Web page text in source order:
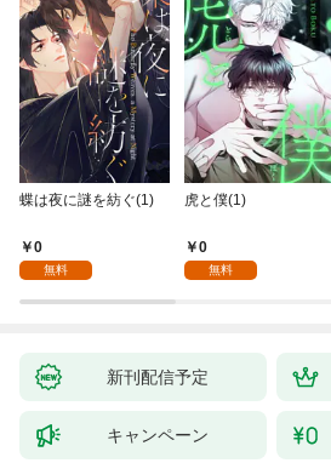
蝶は夜に謎を紡ぐ(1)
0
無料
虎と僕(1)
0
無料
新刊配信予定
キャンペーン